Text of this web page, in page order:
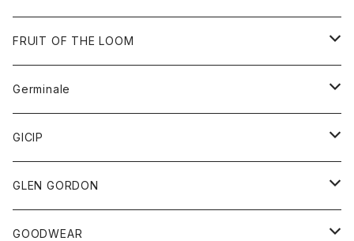
Tシャツ
ボトム
バッグ
サングラス
FRUIT OF THE LOOM
アウター
パーカー
グッズ
ネクタイ
チーフ
トップス
シャツ
ボトム
Germinale
靴
サンダル
GICIP
トップス
Tシャツ
GLEN GORDON
グッズ
GOODWEAR